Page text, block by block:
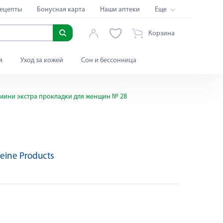
Бонусная карта Наши аптеки Еще
Корзина
Уход за кожей Сон и бессонница
экстра прокладки для женщин № 28
Products